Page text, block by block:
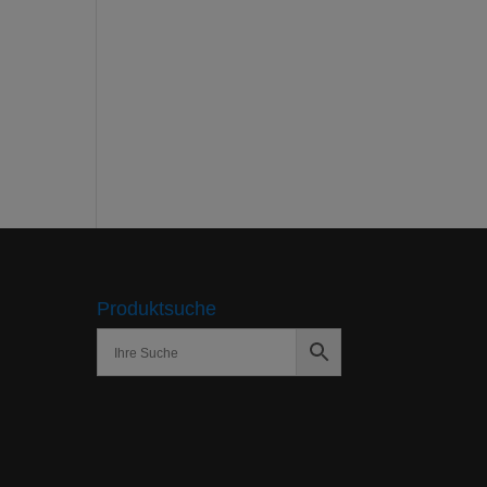
Produktsuche